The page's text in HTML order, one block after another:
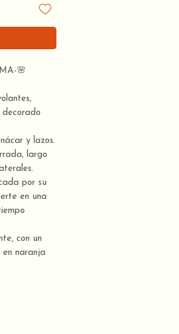
🌸
y lazos.
largo
por su
en una
con un
naranja